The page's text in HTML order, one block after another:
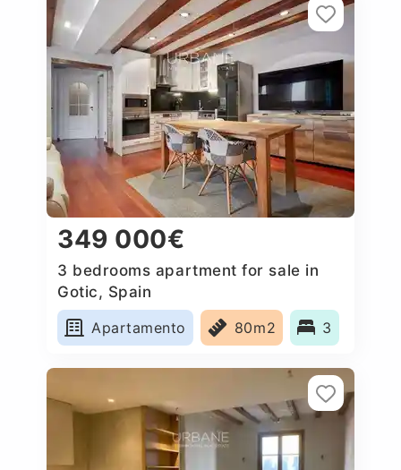
349 000€
3 bedrooms apartment for sale in
Gotic, Spain
Apartamento
80m2 3